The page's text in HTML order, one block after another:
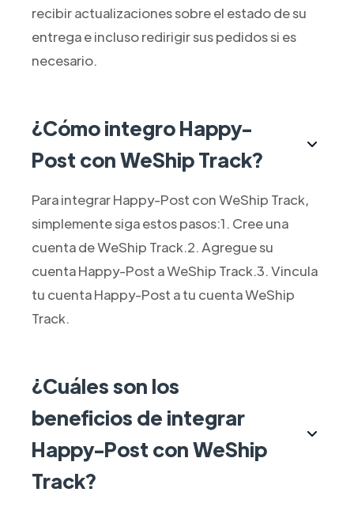
recibir actualizaciones sobre el estado de su
entrega e incluso redirigir sus pedidos si es
necesario.
¿Cómo integro Happy-
Post con WeShip Track?
Para integrar Happy-Post con WeShip Track,
simplemente siga estos pasos:1. Cree una
cuenta de WeShip Track.2. Agregue su
cuenta Happy-Post a WeShip Track.3. Vincula
tu cuenta Happy-Post a tu cuenta WeShip
Track.
¿Cuáles son los
beneficios de integrar
Happy-Post con WeShip
Track?